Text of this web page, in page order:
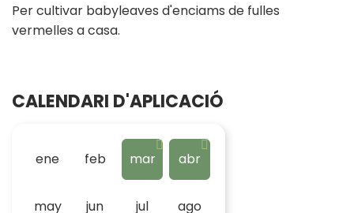
Per cultivar babyleaves d'enciams de fulles
vermelles a casa.
CALENDARI D'APLICACIÓ
ene feb mar abr
may jun jul ago